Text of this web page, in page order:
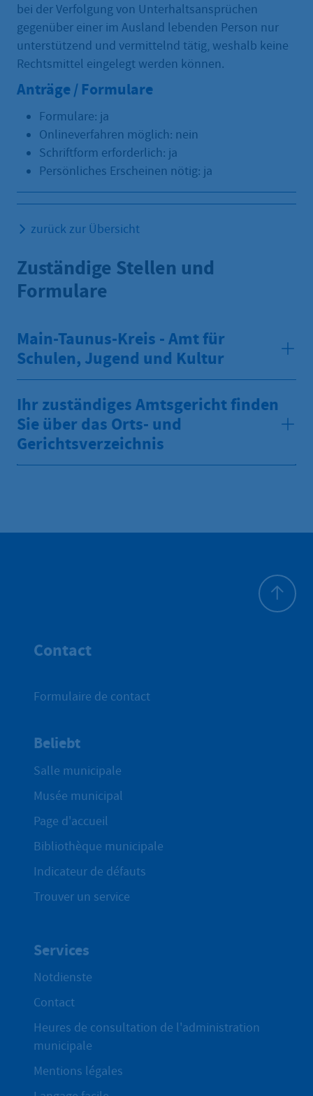
bei der Verfolgung von Unterhaltsansprüchen
gegenüber einer im Ausland lebenden Person nur
unterstützend und vermittelnd tätig, weshalb keine
Rechtsmittel eingelegt werden können.
Anträge / Formulare
Formulare: ja
Onlineverfahren möglich: nein
Schriftform erforderlich: ja
Persönliches Erscheinen nötig: ja
zurück zur Übersicht
Zuständige Stellen und
Formulare
Main-Taunus-Kreis - Amt für
Schulen, Jugend und Kultur
Ihr zuständiges Amtsgericht finden
Sie über das Orts- und
Gerichtsverzeichnis
Contact
Formulaire de contact
Beliebt
Salle municipale
Musée municipal
Page d'accueil
Bibliothèque municipale
Indicateur de défauts
Trouver un service
Services
Notdienste
Contact
Heures de consultation de l'administration
municipale
Mentions légales